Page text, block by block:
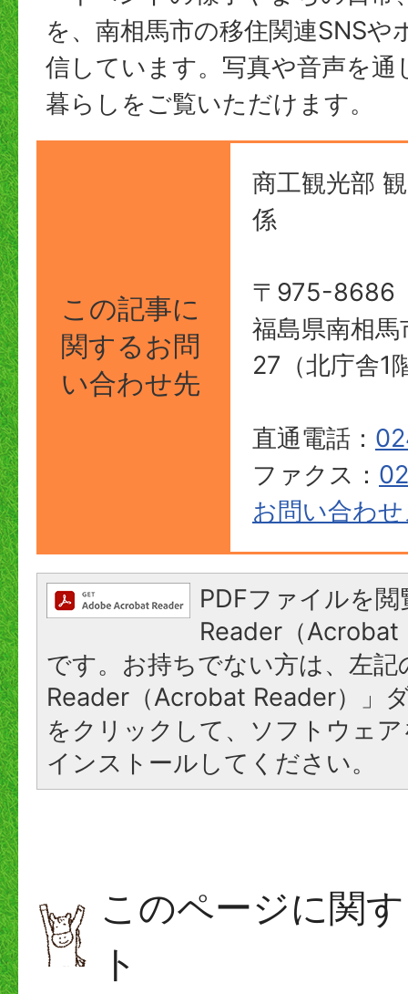
を、南相馬市の移住関連SNS
信しています。写真や音声を通
暮らしをご覧いただけます。
この記事に
関するお問
い合わせ先
商工観光部
係
〒975-8686
福島県南相
27（北庁舎1
直通電話：
ファクス：
お問い合わ
PDFファイルを
Reader（Acrobat
です。お持ちでない方は、左
Reader（Acrobat Reader）」
をクリックして、ソフトウェ
インストールしてください。
このページに関
ト